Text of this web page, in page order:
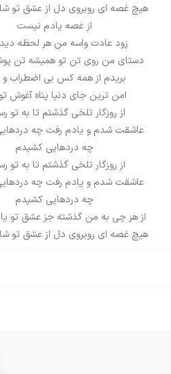
هیچ غصه ای روبروی دل از عشق تو
از غصه یادم نیست
زود عادت واسه من هر لحظه
دستای من روی تن تو همیشه تن
بریدم از همه کس بی اضطراب
امن ترین جای دنیا پناه آغوش
از روزگار تلخی گذشتم تا به تو
عاشقت شدم و یادم رفت چه
چه دردهایی کشیدم
از روزگار تلخی گذشتم تا به تو
عاشقت شدم و یادم رفت چه
چه دردهایی کشیدم
از هر چی به من گذشته جز عشق تو
هیچ غصه ای روبروی دل از عشق تو
عاشقت شدم و یادم رفت چه